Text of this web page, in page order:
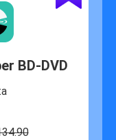
BD-DVD